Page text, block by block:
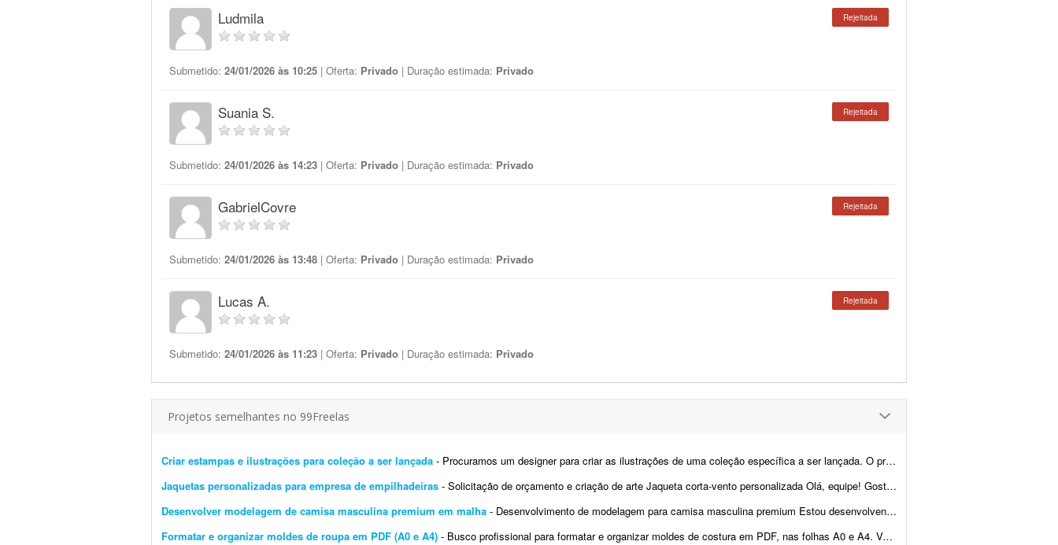
Ludmila Rejeitada
Submetido: 24/01/2026 às 10:25 | Oferta: Privado | Duração estimada: Privado
Suania S. Rejeitada
Submetido: 24/01/2026 às 14:23 | Oferta: Privado | Duração estimada: Privado
GabrielCovre Rejeitada
Submetido: 24/01/2026 às 13:48 | Oferta: Privado | Duração estimada: Privado
Lucas A. Rejeitada
Submetido: 24/01/2026 às 11:23 | Oferta: Privado | Duração estimada: Privado
Projetos semelhantes no 99Freelas
Criar estampas e ilustrações para coleção a ser lançada - Procuramos um designer para criar as ilustrações de uma coleção específica a ser lançada. O profissional deve ser criativo e gostar de livros.
Jaquetas personalizadas para empresa de empilhadeiras - Solicitação de orçamento e criação de arte Jaqueta corta-vento personalizada Olá, equipe! Gostaria de solicitar um orçamento para a produç&...
Desenvolver modelagem de camisa masculina premium em malha - Desenvolvimento de modelagem para camisa masculina premium Estou desenvolvendo uma nova marca de roupas masculinas e procuro um modelista freelancer para desenvolver a modelagem de uma camisa masc...
Formatar e organizar moldes de roupa em PDF (A0 e A4) - Busco profissional para formatar e organizar moldes de costura em PDF, nas folhas A0 e A4. Vou fornecer o arquivo com os moldes já separados por tamanho, em PDF ou PLT. O trabalho consiste e...